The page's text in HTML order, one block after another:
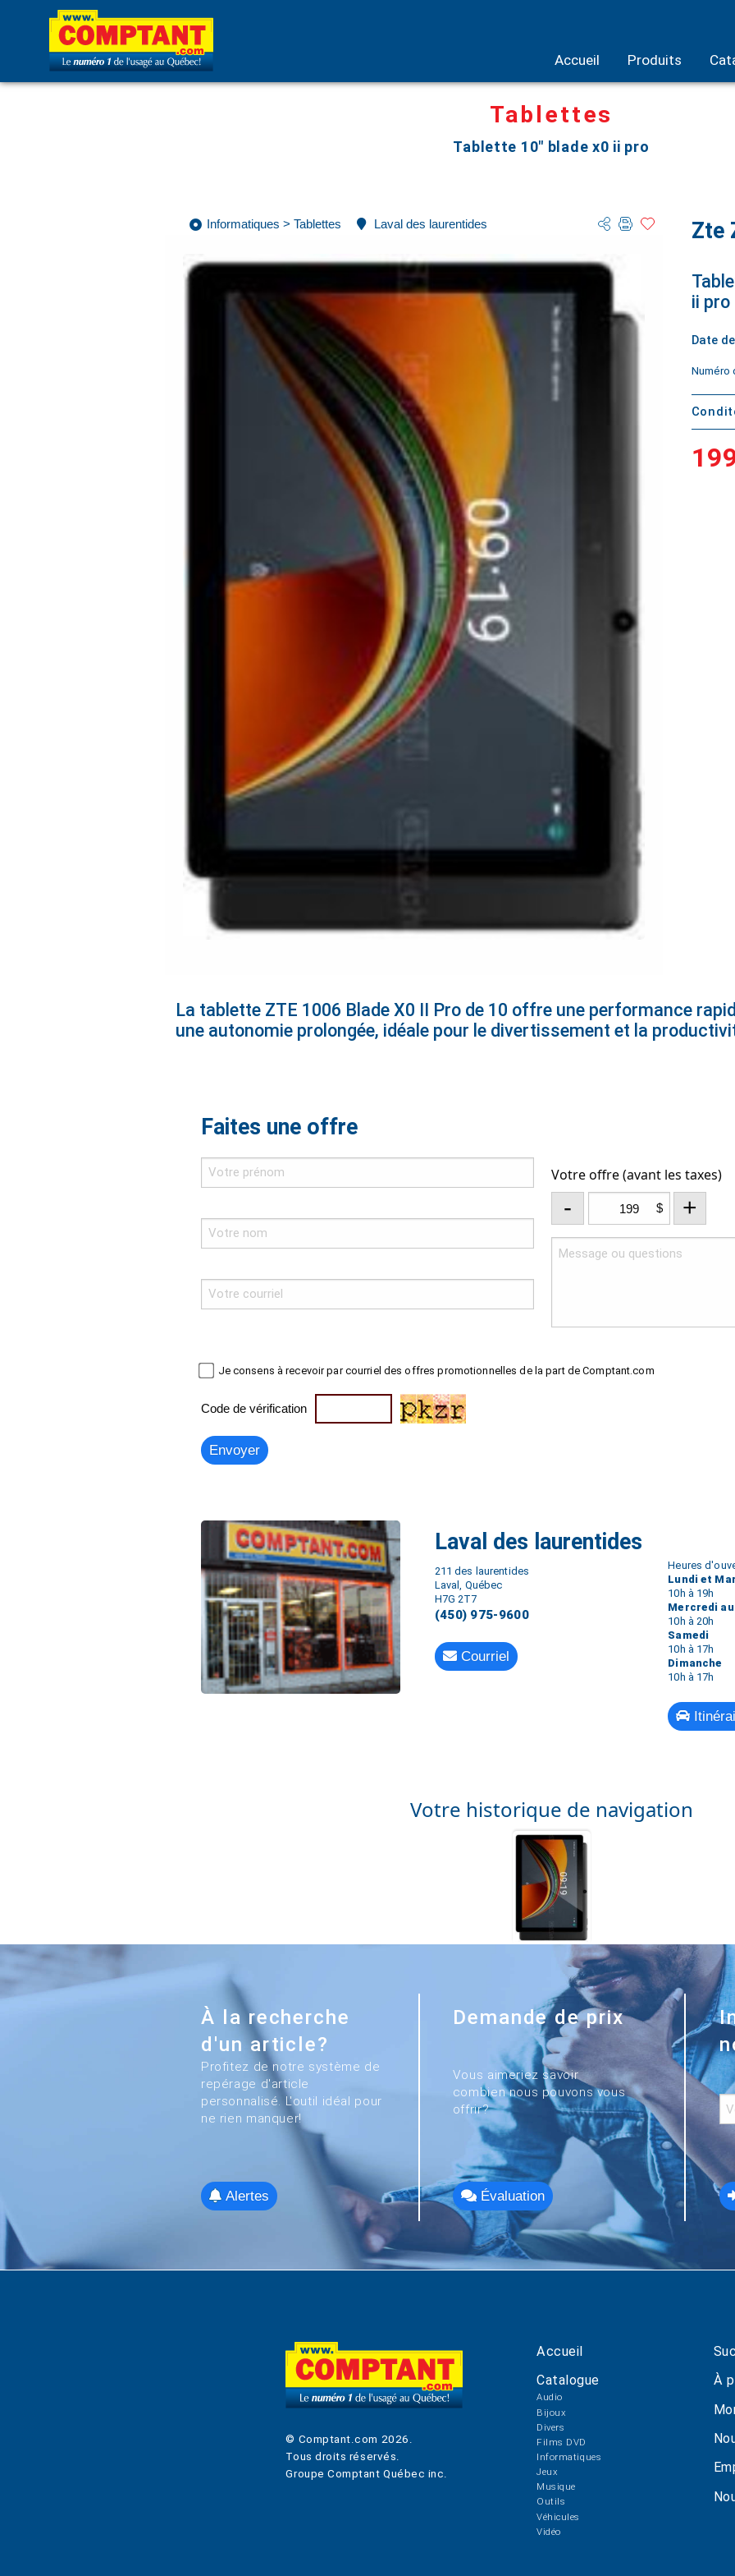
Accueil Produits
Tablettes
Tablette 10" blade x0 ii pro
Informatiques > Tablettes Laval des laurentides Zte
ii pro
Date
Numéro
La tablette ZTE 1006 Blade X0 II Pro de 10 offre une performance
une autonomie prolongée, idéale pour le divertissement et la
Faites une offre
Votre offre (avant les taxes)
- $ +
Je consens à recevoir par courriel des offres promotionnelles de la part de Comptant.com
Code de vérification
Laval des laurentides
211 des laurentides
Laval, Québec
H7G 2T7
(450) 975-9600
Courriel
Heures
Lundi et
10h à 19h
Mercredi
10h à 20h
Samedi
10h à 17h
Dimanche
10h à 17h
Votre historique de navigation
À la recherche
d'un article?
Profitez de notre système de
repérage d'article
personnalisé. L'outil idéal pour
ne rien manquer!
Alertes
Demande de prix
Vous aimeriez savoir
combien nous pouvons vous
offrir?
Évaluation
© Comptant.com 2026
Tous droits réservés.
Groupe Comptant Québec inc.
Accueil
Catalogue
Audio
Bijoux
Divers
Films DVD
Informatiques
Jeux
Musique
Outils
Véhicules
Vidéo
À